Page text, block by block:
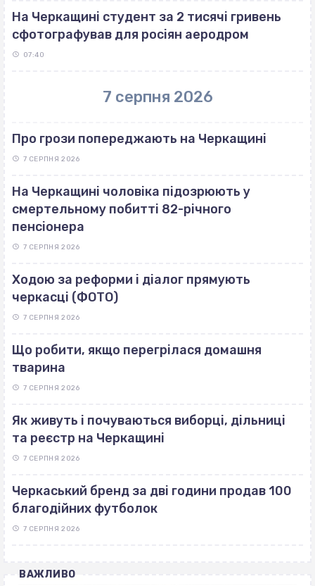
На Черкащині студент за 2 тисячі гривень
сфотографував для росіян аеродром
07:40
7 серпня 2026
Про грози попереджають на Черкащині
7 СЕРПНЯ 2026
На Черкащині чоловіка підозрюють у
смертельному побитті 82-річного
пенсіонера
7 СЕРПНЯ 2026
Ходою за реформи і діалог прямують
черкасці (ФОТО)
7 СЕРПНЯ 2026
Що робити, якщо перегрілася домашня
тварина
7 СЕРПНЯ 2026
Як живуть і почуваються виборці, дільниці
та реєстр на Черкащині
7 СЕРПНЯ 2026
Черкаський бренд за дві години продав 100
благодійних футболок
7 СЕРПНЯ 2026
ВАЖЛИВО